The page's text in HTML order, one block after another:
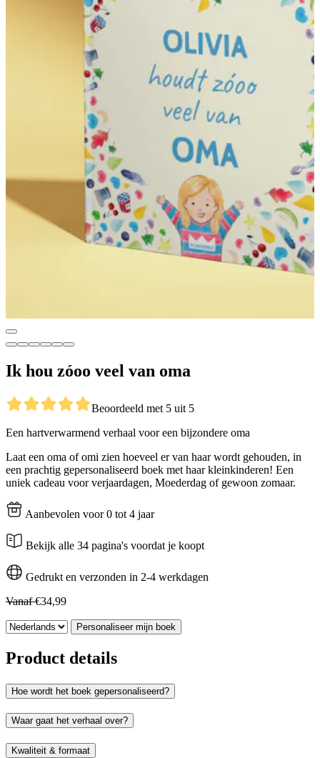
Ik hou zóoo veel van oma
Beoordeeld met 5 uit 5
Een hartverwarmend verhaal voor een bijzondere oma
Laat een oma of omi zien hoeveel er van haar wordt gehouden, in
een prachtig gepersonaliseerd boek met haar kleinkinderen! Een
uniek cadeau voor verjaardagen, Moederdag of gewoon zomaar.
Aanbevolen voor 0 tot 4 jaar
Bekijk alle 34 pagina's voordat je koopt
Gedrukt en verzonden in 2-4 werkdagen
Vanaf€34,99
Personaliseer mijn boek
Product details
Hoe wordt het boek gepersonaliseerd?
Waar gaat het verhaal over?
Kwaliteit & formaat